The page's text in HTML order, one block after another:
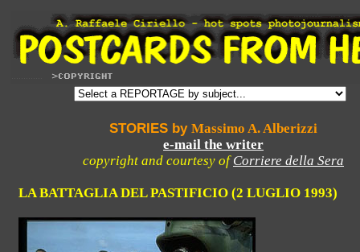
STORIES by Massimo A. Alberizzi
e-mail the writer
copyright and courtesy ofCorriere della Sera
LA BATTAGLIA DEL PASTIFICIO (2 LUGLIO 1993)